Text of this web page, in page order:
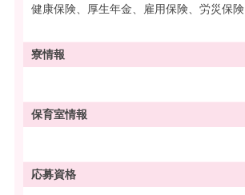
健康保険、厚生年金、雇用保険、労災保険
寮情報
保育室情報
応募資格